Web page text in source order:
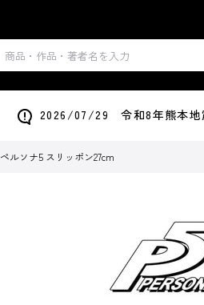
2026/07/29 令和8年熊本地
ペルソナ5 スリッポン27cm